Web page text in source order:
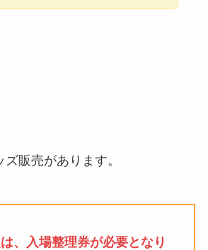
販売があります。
、入場整理券が必要となり